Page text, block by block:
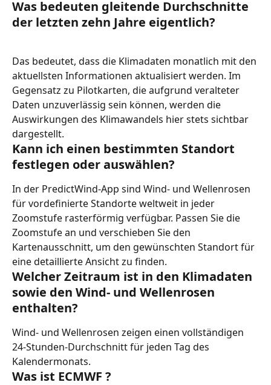
Was bedeuten gleitende Durchschnitte
der letzten zehn Jahre eigentlich?
Das bedeutet, dass die Klimadaten monatlich mit den
aktuellsten Informationen aktualisiert werden. Im
Gegensatz zu Pilotkarten, die aufgrund veralteter
Daten unzuverlässig sein können, werden die
Auswirkungen des Klimawandels hier stets sichtbar
dargestellt.
Kann ich einen bestimmten Standort
festlegen oder auswählen?
In der PredictWind-App sind Wind- und Wellenrosen
für vordefinierte Standorte weltweit in jeder
Zoomstufe rasterförmig verfügbar. Passen Sie die
Zoomstufe an und verschieben Sie den
Kartenausschnitt, um den gewünschten Standort für
eine detaillierte Ansicht zu finden.
Welcher Zeitraum ist in den Klimadaten
sowie den Wind- und Wellenrosen
enthalten?
Wind- und Wellenrosen zeigen einen vollständigen
24-Stunden-Durchschnitt für jeden Tag des
Kalendermonats.
Was ist ECMWF ?